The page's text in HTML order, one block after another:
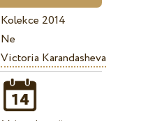
Kolekce 2014
Ne
Victoria Karandasheva